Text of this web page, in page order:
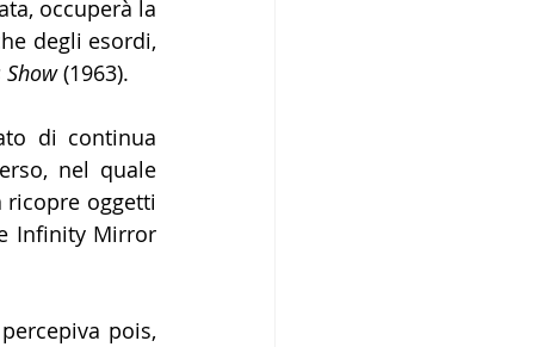
occuperà la
degli esordi,
(1963).
di continua
nel quale
ricopre oggetti
Infinity Mirror
pois,